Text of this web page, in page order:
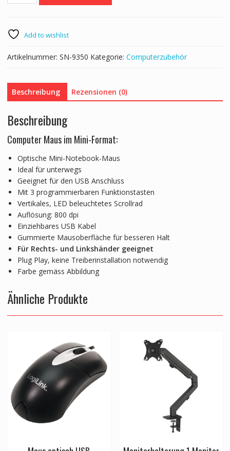
Kabeleinzug
Menge
Add to wishlist
Artikelnummer: SN-9350 Kategorie: Computerzubehör
Beschreibung Rezensionen (0)
Beschreibung
Computer Maus im Mini-Format:
Optische Mini-Notebook-Maus
Ideal für unterwegs
Geeignet für den USB Anschluss
Mit 3 programmierbaren Funktionstasten
Vertikales, LED beleuchtetes Scrollrad
Auflösung: 800 dpi
Einziehbares USB Kabel
Gummierte Mausoberfläche für besseren Halt
Für Rechts- und Linkshänder geeignet
Plug Play, keine Treiberinstallation notwendig
Farbe gemäss Abbildung
Ähnliche Produkte